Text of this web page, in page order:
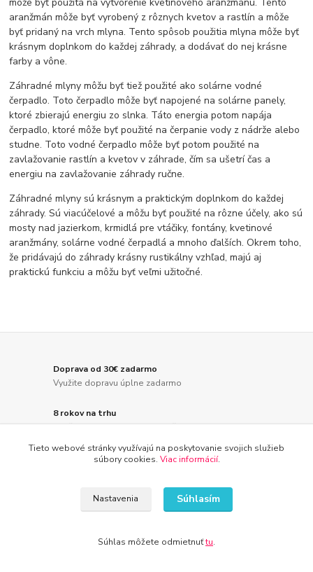
aranžmán môže byť vyrobený z rôznych kvetov a rastlín a môže
byť pridaný na vrch mlyna. Tento spôsob použitia mlyna môže byť
krásnym doplnkom do každej záhrady, a dodávať do nej krásne
farby a vône.
Záhradné mlyny môžu byť tiež použité ako solárne vodné
čerpadlo. Toto čerpadlo môže byť napojené na solárne panely,
ktoré zbierajú energiu zo slnka. Táto energia potom napája
čerpadlo, ktoré môže byť použité na čerpanie vody z nádrže alebo
studne. Toto vodné čerpadlo môže byť potom použité na
zavlažovanie rastlín a kvetov v záhrade, čím sa ušetrí čas a
energiu na zavlažovanie záhrady ručne.
Záhradné mlyny sú krásnym a praktickým doplnkom do každej
záhrady. Sú viacúčelové a môžu byť použité na rôzne účely, ako sú
mosty nad jazierkom, krmidlá pre vtáčiky, fontány, kvetinové
aranžmány, solárne vodné čerpadlá a mnoho ďalších. Okrem toho,
že pridávajú do záhrady krásny rustikálny vzhľad, majú aj
praktickú funkciu a môžu byť veľmi užitočné.
Doprava od 30€ zadarmo
Využite dopravu úplne zadarmo
8 rokov na trhu
Značka Kameník Vás presvedčí o kvalite
30 dní na vrátenie tovaru
Rýchle doručenie tovaru
Vaša spokojnosť je pre nás prvoradá
Tieto webové stránky využívajú na poskytovanie svojich služieb
súbory cookies. Viac informácií.
Nastavenia Súhlasím
Súhlas môžete odmietnuťtu.